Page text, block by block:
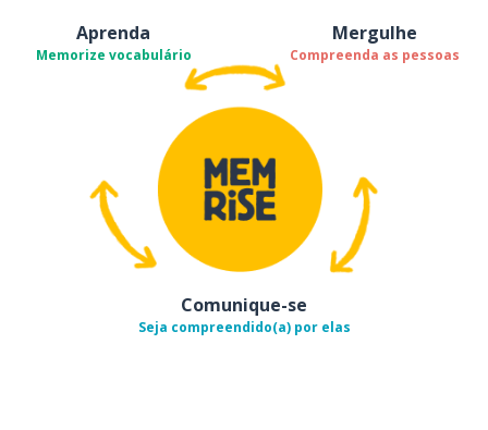
Aprenda
Memorize vocabulário
Mergulhe
Compreenda as pessoas
Comunique-se
Seja compreendido(a) por elas